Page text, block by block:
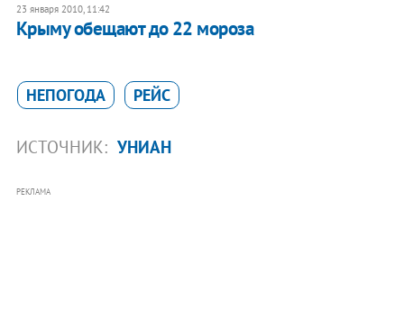
23 января 2010, 11:42
Крыму обещают до 22 мороза
НЕПОГОДА РЕЙС
ИСТОЧНИК: УНИАН
РЕКЛАМА